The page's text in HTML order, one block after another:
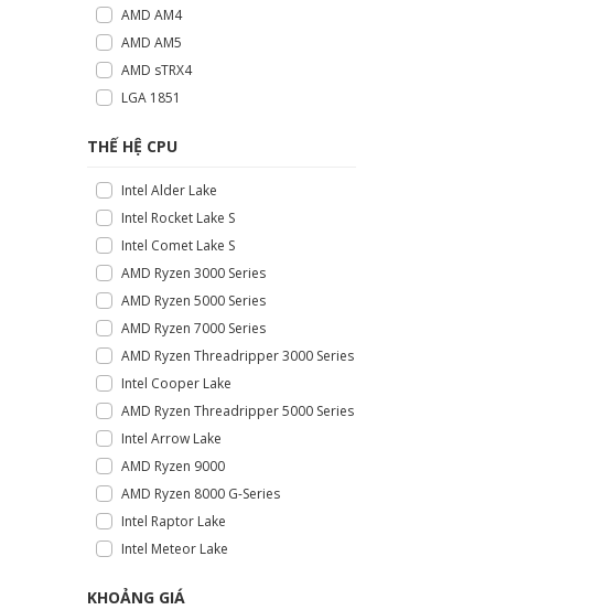
AMD AM4
AMD AM5
AMD sTRX4
LGA 1851
THẾ HỆ CPU
Intel Alder Lake
Intel Rocket Lake S
Intel Comet Lake S
AMD Ryzen 3000 Series
AMD Ryzen 5000 Series
AMD Ryzen 7000 Series
AMD Ryzen Threadripper 3000 Series
Intel Cooper Lake
AMD Ryzen Threadripper 5000 Series
Intel Arrow Lake
AMD Ryzen 9000
AMD Ryzen 8000 G-Series
Intel Raptor Lake
Intel Meteor Lake
KHOẢNG GIÁ